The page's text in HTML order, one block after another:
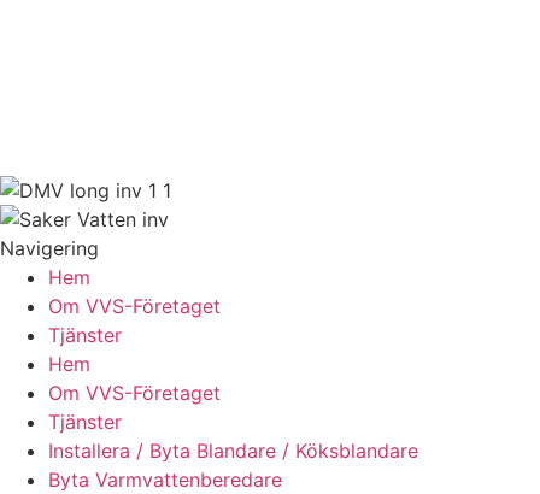
Navigering
Hem
Om VVS-Företaget
Tjänster
Hem
Om VVS-Företaget
Tjänster
Installera / Byta Blandare / Köksblandare
Byta Varmvattenberedare